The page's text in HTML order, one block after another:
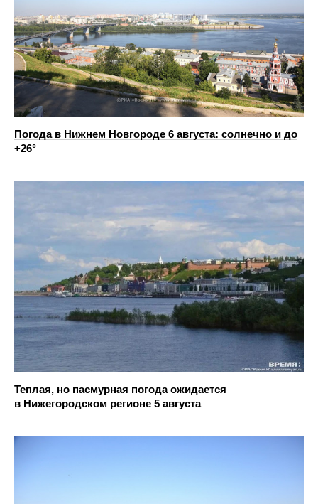
Погода в Нижнем Новгороде 6 августа: солнечно и до
+26°
Теплая, но пасмурная погода ожидается
в Нижегородском регионе 5 августа